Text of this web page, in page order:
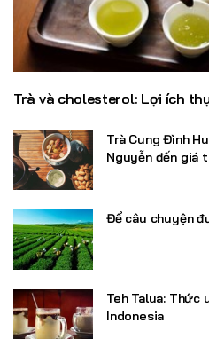
Trà và cholesterol: Lợi ích
Trà Cung Đình
Nguyễn đến giá
Để câu chuyện
Teh Talua: Thức
Indonesia